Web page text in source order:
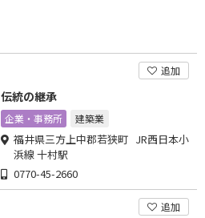
追加
伝統の継承
企業・事務所 建築業
福井県三方上中郡若狭町 JR西日本小
浜線 十村駅
0770-45-2660
追加